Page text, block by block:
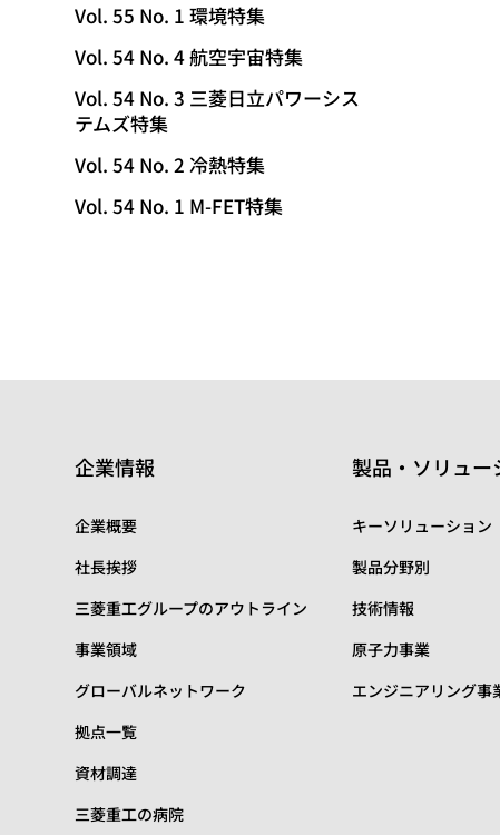
Vol. 55 No. 1 環境特集
Vol. 54 No. 4 航空宇宙特集
Vol. 54 No. 3 三菱日立パワーシス
テムズ特集
Vol. 54 No. 2 冷熱特集
Vol. 54 No. 1 M-FET特集
企業情報
企業概要
社長挨拶
三菱重工グループのアウトライン
事業領域
グローバルネットワーク
拠点一覧
資材調達
三菱重工の病院
製品・ソリュー
キーソリューション
製品分野別
技術情報
原子力事業
エンジニアリング事